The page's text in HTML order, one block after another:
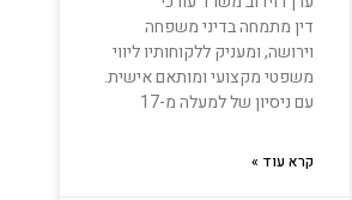
דין מתמחה בדיני משפחה
וירושה, ומעניק ללקוחותיו ליווי
משפטי מקצועי ומותאם אישית.
עם ניסיון של למעלה מ-17
קרא עוד »